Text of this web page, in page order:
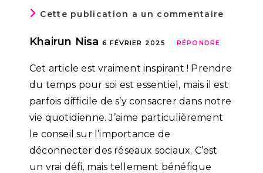
Cette publication a un commentaire
Khairun Nisa 6 FÉVRIER 2025 RÉPONDRE
Cet article est vraiment inspirant ! Prendre
du temps pour soi est essentiel, mais il est
parfois difficile de s’y consacrer dans notre
vie quotidienne. J’aime particulièrement
le conseil sur l’importance de
déconnecter des réseaux sociaux. C’est
un vrai défi, mais tellement bénéfique